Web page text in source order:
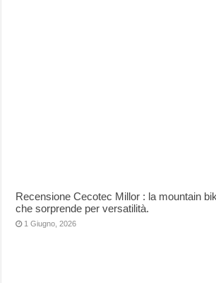
Recensione Cecotec Millor : la mountain
che sorprende per versatilità.
1 Giugno, 2026